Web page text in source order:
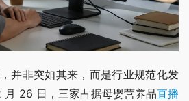
非突如其来，而是行业规范化发
月 26 日，三家占据母婴营养品直播